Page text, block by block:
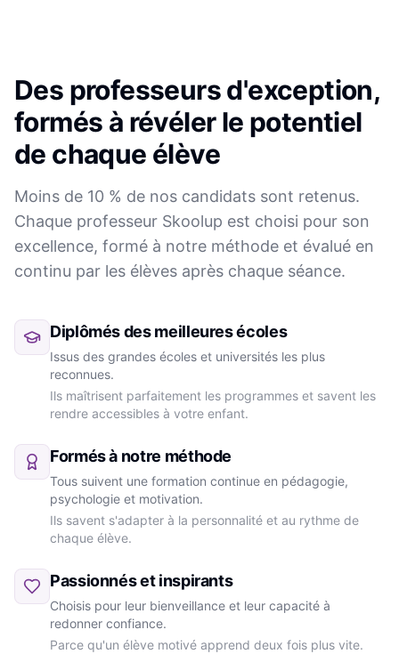
Des professeurs d'exception,
formés à révéler le potentiel
de chaque élève
Moins de 10 % de nos candidats sont retenus.
Chaque professeur Skoolup est choisi pour son
excellence, formé à notre méthode et évalué en
continu par les élèves après chaque séance.
Diplômés des meilleures écoles
Issus des grandes écoles et universités les plus
reconnues.
Ils maîtrisent parfaitement les programmes et savent les
rendre accessibles à votre enfant.
Formés à notre méthode
Tous suivent une formation continue en pédagogie,
psychologie et motivation.
Ils savent s'adapter à la personnalité et au rythme de
chaque élève.
Passionnés et inspirants
Choisis pour leur bienveillance et leur capacité à
redonner confiance.
Parce qu'un élève motivé apprend deux fois plus vite.